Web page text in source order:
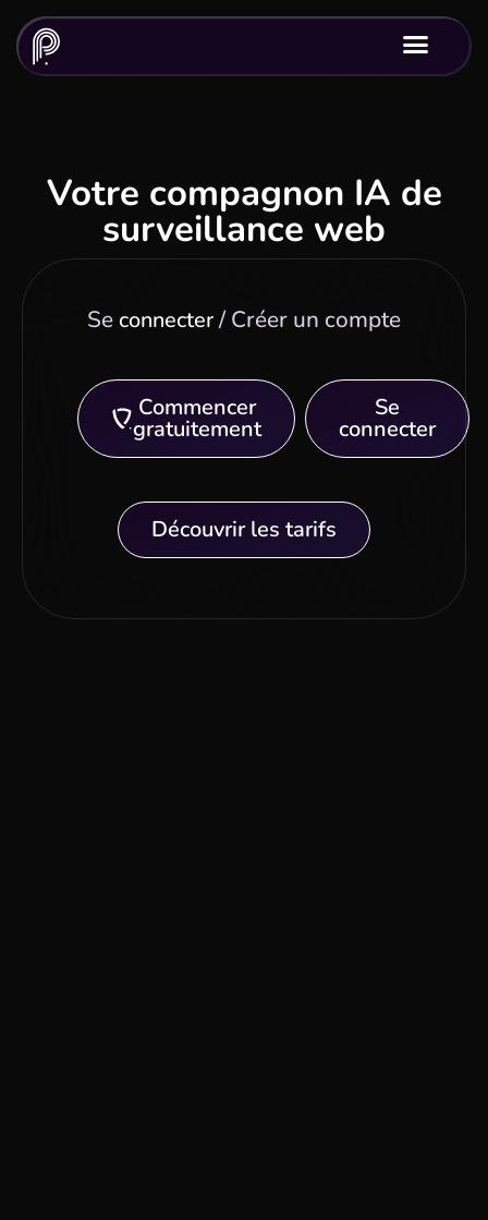
Votre compagnon IA de
surveillance web
Se connecter/ Créer un compte
Commencer
gratuitement
Se
connecter
Découvrir les tarifs